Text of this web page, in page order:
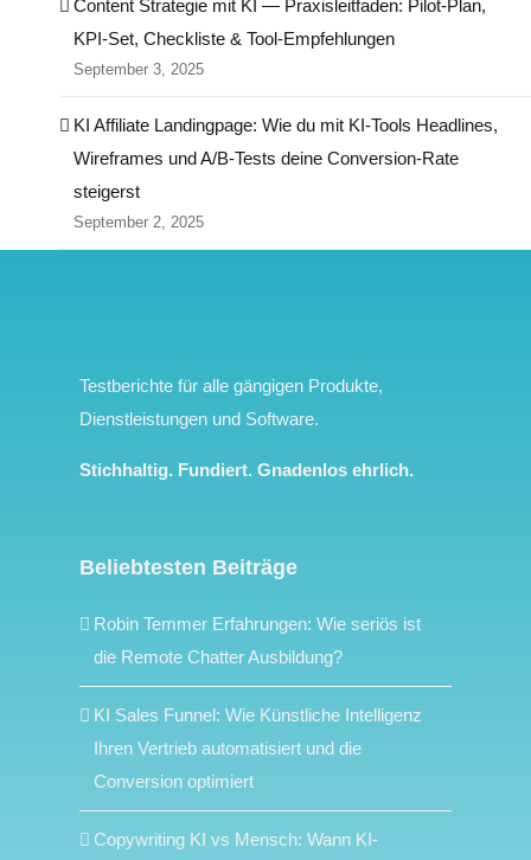
Content Strategie mit KI — Praxisleitfaden: Pilot‑Plan,
KPI‑Set, Checkliste & Tool‑Empfehlungen
September 3, 2025
KI Affiliate Landingpage: Wie du mit KI-Tools Headlines,
Wireframes und A/B-Tests deine Conversion-Rate
steigerst
September 2, 2025
Testberichte für alle gängigen Produkte,
Dienstleistungen und Software.
Stichhaltig. Fundiert. Gnadenlos ehrlich.
Beliebtesten Beiträge
Robin Temmer Erfahrungen: Wie seriös ist
die Remote Chatter Ausbildung?
KI Sales Funnel: Wie Künstliche Intelligenz
Ihren Vertrieb automatisiert und die
Conversion optimiert
Copywriting KI vs Mensch: Wann KI-